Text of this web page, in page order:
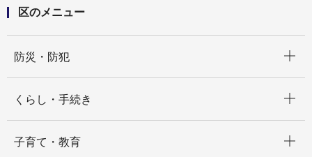
区のメニュー
防災・防犯
くらし・手続き
子育て・教育